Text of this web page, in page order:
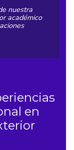
nuestra
académico
en